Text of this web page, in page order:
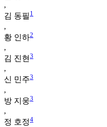
,
김 동필 1
,
황 인하2
,
김 진현 3
,
신 민주3
,
방 지웅3
,
정 호정4